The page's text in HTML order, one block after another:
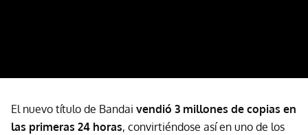
El nuevo título de Bandai vendió 3 millones de copias en
las primeras 24 horas, convirtiéndose así en uno de los